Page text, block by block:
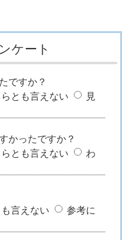
ケート
ですか？
らとも言えない
見
かったですか？
らとも言えない
わ
言えない
参考に